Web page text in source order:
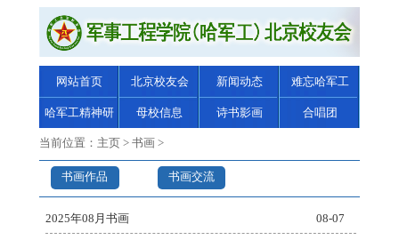
网站首页 北京校友会 新闻动态 难忘哈军工
哈军工精神研
究
母校信息 诗书影画 合唱团
当前位置： 主页 > 书画 >
书画作品 书画交流
2025年08月书画 08-07